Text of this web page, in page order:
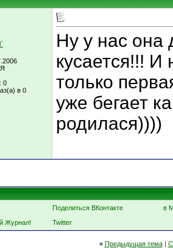
0
в 0
Ну у нас она
кусается!!! И
только
уже бегает
родилася))))
Поделиться ВКонтакте
в
Журнал!
Twitter
« Предыдущая тема|